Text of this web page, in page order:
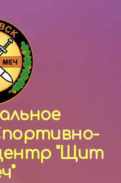
"Щит